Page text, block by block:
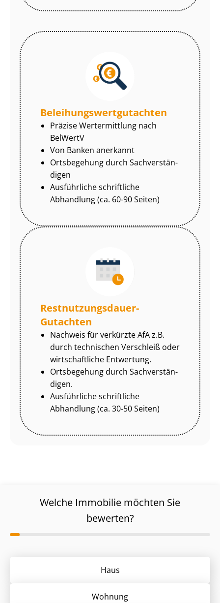
Be­lei­hungs­wert­gut­ach­ten
Präzise Wertermittlung nach
BelWertV
Von Banken anerkannt
Ortsbegehung durch Sach­ver­stän­
di­gen
Ausführliche schriftliche
Abhandlung (ca. 60-90 Seiten)
Rest­nut­zungs­dau­er-
Gutachten
Nachweis für verkürzte AfA z.B.
durch technischen Verschleiß oder
wirtschaftliche Entwertung.
Ortsbegehung durch Sach­ver­stän­
di­gen.
Ausführliche schriftliche
Abhandlung (ca. 30-50 Seiten)
Welche Immobilie möchten Sie
bewerten?
Haus
Wohnung